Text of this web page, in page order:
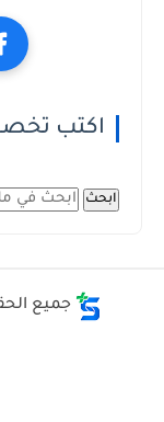
اكتب
ابحث
جميع